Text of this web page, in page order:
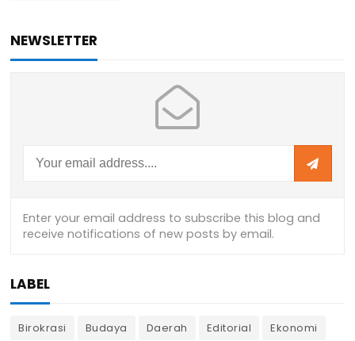
NEWSLETTER
LABEL
Birokrasi Budaya Daerah Editorial
Ekonomi